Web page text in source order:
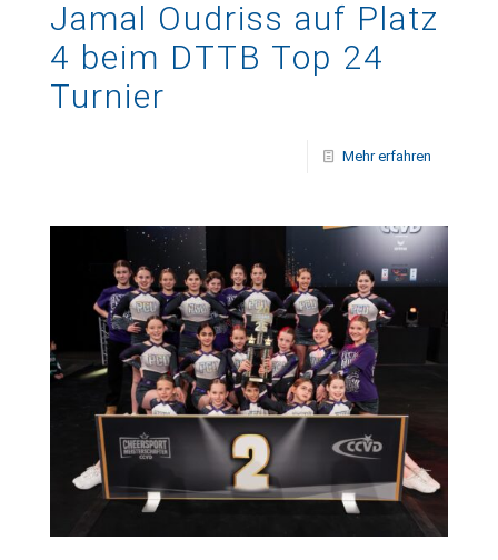
Jamal Oudriss auf Platz
4 beim DTTB Top 24
Turnier
Mehr erfahren